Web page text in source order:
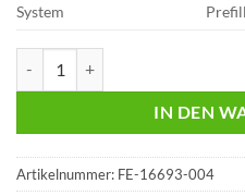
System
IN DEN
Artikelnummer: FE-16693-004